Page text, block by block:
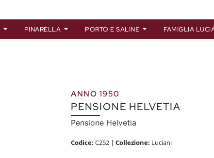
PINARELLA PORTO E SALINE FAMIGLIA
ANNO 1950
PENSIONE HELVETIA
Pensione Helvetia
Codice: C252 | Collezione: Luciani